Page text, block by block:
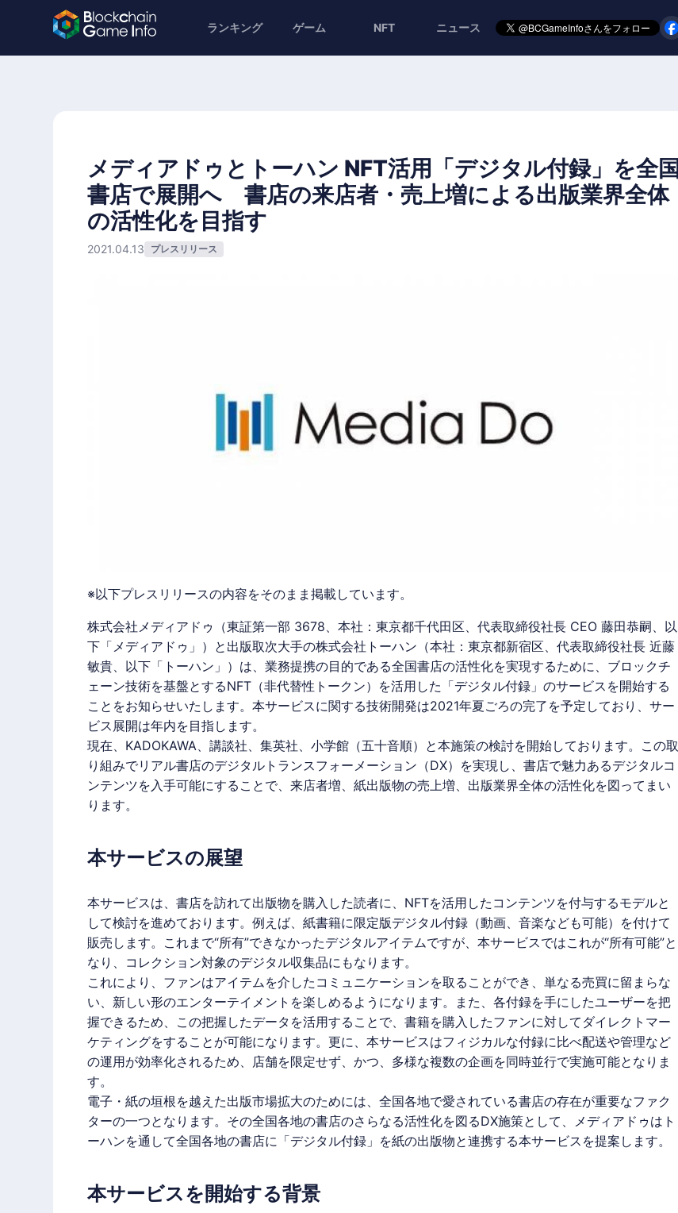
ランキング ゲーム NFT ニュース
メディアドゥとトーハン NFT活用「デジタル付録」を全国
書店で展開へ 書店の来店者・売上増による出版業界全体
の活性化を目指す
2021.04.13 プレスリリース
※以下プレスリリースの内容をそのまま掲載しています。
株式会社メディアドゥ
（東証第一部 3678、本社：東京都千代田区、代表取締役社長 CEO 藤田恭嗣、以
下「メディアドゥ 」）と出版取次大手の株式会社 トーハン （本社：東京都新宿区、代表取締役社長 近藤
敏貴、以下「 トーハン 」）は、業務提携の目的である全国書店の活性化を実現するために、ブロックチ
ェーン技術を基盤とするNFT（非代替性トークン）を活用した「デジタル付録」のサービスを開始する
ことをお知らせいたします。本サービスに関する技術開発は2021年夏ごろの完了を予定しており、サー
ビス展開は年内を目指します。
現在、KADOKAWA、講談社、集英社、小学館（五十音順）と本施策の検討を開始しております。この取
り組みでリアル書店のデジタルトランスフォーメーション（DX）を実現し、書店で魅力あるデジタルコ
ンテンツを入手可能にすることで、来店者増、紙出版物の売上増、出版業界全体の活性化を図ってまい
ります。
本サービスの展望
本サービスは、書店を訪れて出版物を購入した読者に、 NFTを活用したコンテンツを付与するモデルと
して検討を進めております。例えば、紙書籍に限定版デジタル付録（動画、音楽なども可能）を付けて
販売します。これまで“所有”できなかったデジタルアイテムですが、本サービスではこれが“所有可能”と
なり、コレクション対象のデジタル収集品にもなります。
これにより、ファンはアイテムを介したコミュニケーションを取ることができ、単なる売買に留まらな
い、新しい形のエンターテイメントを楽しめるようになります。また、各付録を手にしたユーザーを把
握できるため、この把握したデータを活用することで、書籍を購入したファンに対してダイレクトマー
ケティングをすることが可能になります。更に、本サービスはフィジカルな付録に比べ配送や管理など
の運用が効率化されるため、店舗を限定せず、かつ、多様な複数の企画を同時並行で実施可能となりま
す。
電子・紙の垣根を越えた出版市場拡大のためには、全国各地で愛されている書店の存在が重要なファク
ターの一つとなります。その全国各地の書店のさらなる活性化を図るDX施策として、
メディアドゥ は ト
ーハンを通して全国各地の書店に「デジタル付録」を紙の出版物と連携する本サービスを提案します。
本サービスを開始する背景